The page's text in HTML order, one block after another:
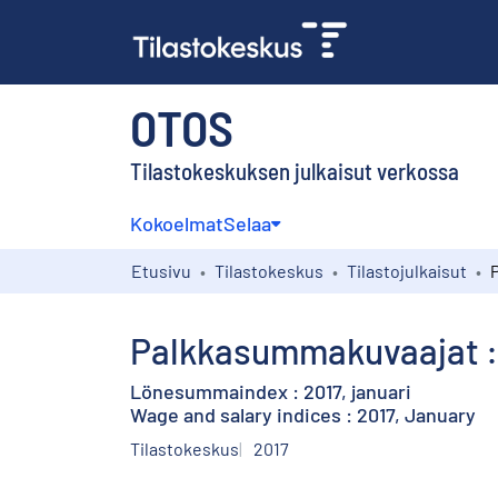
OTOS
Tilastokeskuksen julkaisut verkossa
KokoelmatSelaa
Etusivu Tilastokeskus Tilastojulkaisut
Palkkasummakuvaajat
Lönesummaindex : 2017, januari
Wage and salary indices : 2017, January
Tilastokeskus 2017